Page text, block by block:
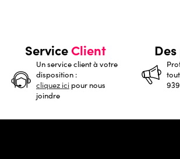
ServiceClient
Un service client à votre
disposition :
cliquez ici pour nous
joindre